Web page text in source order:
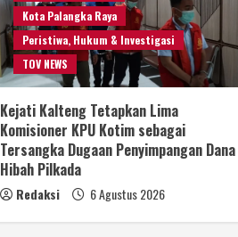
Kota Palangka Raya
Peristiwa, Hukum & Investigasi
TOV NEWS
Kejati Kalteng Tetapkan Lima
Komisioner KPU Kotim sebagai
Tersangka Dugaan Penyimpangan Dana
Hibah Pilkada
Redaksi 6 Agustus 2026